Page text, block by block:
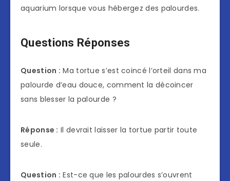
aquarium lorsque vous hébergez des palourdes.
Questions Réponses
Question : Ma tortue s’est coincé l’orteil dans ma
palourde d’eau douce, comment la décoincer
sans blesser la palourde ?
Réponse : Il devrait laisser la tortue partir toute
seule.
Question : Est-ce que les palourdes s’ouvrent